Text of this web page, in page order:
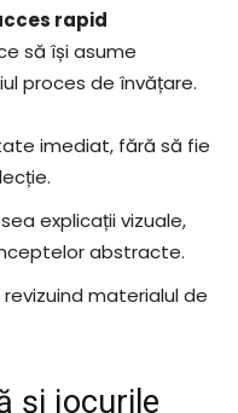
rapid
să își asume
proces de învățare.
imediat, fără să fie
explicații vizuale,
abstracte.
materialul de
și jocurile